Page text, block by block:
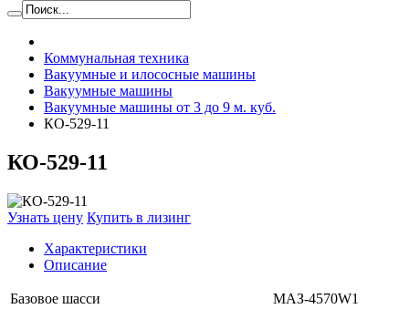
Коммунальная техника
Вакуумные и илососные машины
Вакуумные машины
Вакуумные машины от 3 до 9 м. куб.
КО-529-11
КО-529-11
Узнать цену Купить в лизинг
Характеристики
Описание
Базовое шасси
МАЗ-4570W1